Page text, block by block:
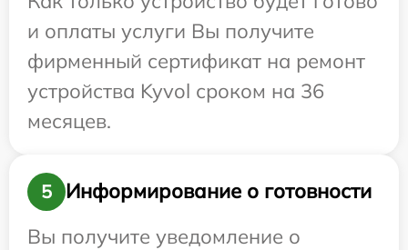
и оплаты услуги Вы получите
фирменный сертификат на ремонт
устройства Kyvol сроком на 36
месяцев.
5
Информирование о готовности
Вы получите уведомление о